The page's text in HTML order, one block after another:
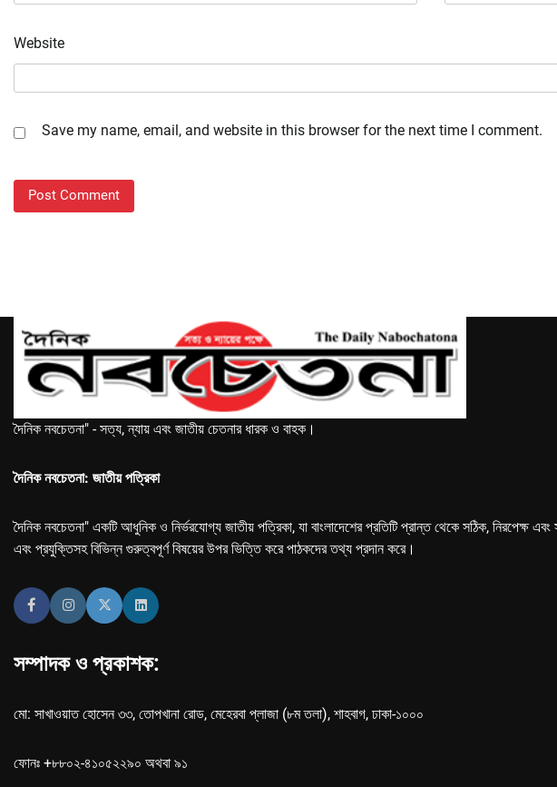
Website
Save my name, email, and website in this browser for the next time I comment.
দৈনিক নবচেতনা" - সত্য, ন্যায় এবং জাতীয় চেতনার ধারক ও বাহক।
দৈনিক নবচেতনা: জাতীয় পত্রিকা
দৈনিক নবচেতনা" একটি আধুনিক ও নির্ভরযোগ্য জাতীয় পত্রিকা, যা বাংলাদেশের প্রতিটি প্রান্ত থেকে সঠিক, নিরপেক্ষ
এবং প্রযুক্তিসহ বিভিন্ন গুরুত্বপূর্ণ বিষয়ের উপর ভিত্তি করে পাঠকদের তথ্য প্রদান করে।
সম্পাদক ও প্রকাশক:
মো: সাখাওয়াত হোসেন ৩৩, তোপখানা রোড, মেহেরবা প্লাজা (৮ম তলা), শাহবাগ, ঢাকা-১০০০
ফোনঃ +৮৮০২-৪১০৫২২৯০ অথবা ৯১